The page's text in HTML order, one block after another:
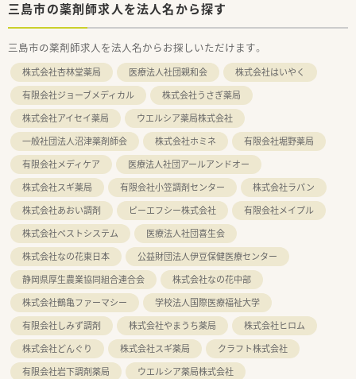
三島市の薬剤師求人を法人名から探す
三島市の薬剤師求人を法人名からお探しいただけます。
株式会社杏林堂薬局 医療法人社団親和会
株式会社はいやく
有限会社ジョーブメディカル
株式会社うさぎ薬局
株式会社アイセイ薬局
ウエルシア薬局株式会社
一般社団法人沼津薬剤師会
株式会社ホミネ
有限会社堀野薬局
有限会社メディケア
医療法人社団アールアンドオー
株式会社スギ薬局
有限会社小笠調剤センター
株式会社ラパン
株式会社あおい調剤
ピーエフシー株式会社
有限会社メイプル
株式会社ベストシステム
医療法人社団喜生会
株式会社なの花東日本
公益財団法人伊豆保健医療センター
静岡県厚生農業協同組合連合会
株式会社なの花中部
株式会社鶴亀ファーマシー
学校法人国際医療福祉大学
有限会社しみず調剤
株式会社やまうち薬局
株式会社ヒロム
株式会社どんぐり
株式会社スギ薬局
クラフト株式会社
有限会社岩下調剤薬局
ウエルシア薬局株式会社